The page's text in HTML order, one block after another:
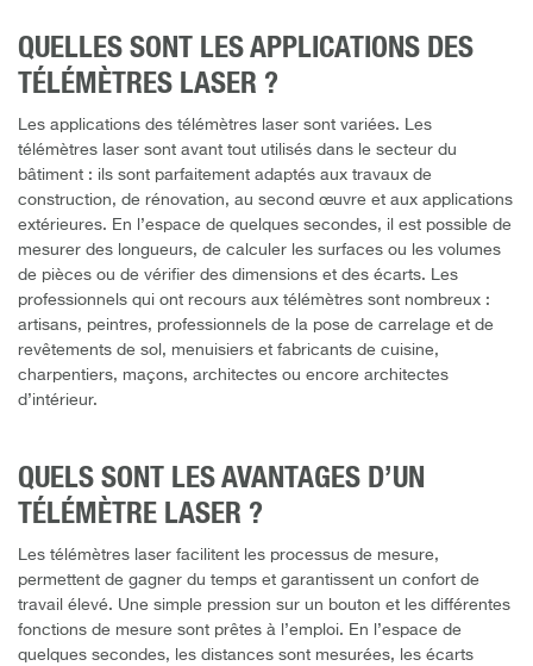
QUELLES SONT LES APPLICATIONS DES
TÉLÉMÈTRES LASER ?
Les applications des télémètres laser sont variées. Les
télémètres laser sont avant tout utilisés dans le secteur du
bâtiment : ils sont parfaitement adaptés aux travaux de
construction, de rénovation, au second œuvre et aux applications
extérieures. En l’espace de quelques secondes, il est possible de
mesurer des longueurs, de calculer les surfaces ou les volumes
de pièces ou de vérifier des dimensions et des écarts. Les
professionnels qui ont recours aux télémètres sont nombreux :
artisans, peintres, professionnels de la pose de carrelage et de
revêtements de sol, menuisiers et fabricants de cuisine,
charpentiers, maçons, architectes ou encore architectes
d’intérieur.
QUELS SONT LES AVANTAGES D’UN
TÉLÉMÈTRE LASER ?
Les télémètres laser facilitent les processus de mesure,
permettent de gagner du temps et garantissent un confort de
travail élevé. Une simple pression sur un bouton et les différentes
fonctions de mesure sont prêtes à l’emploi. En l’espace de
quelques secondes, les distances sont mesurées, les écarts